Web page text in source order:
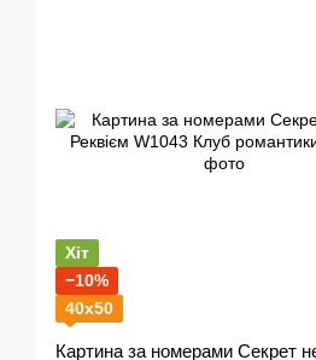
Хіт
−10%
40х50